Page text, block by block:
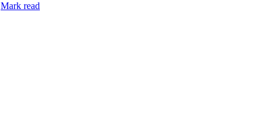
Mark read